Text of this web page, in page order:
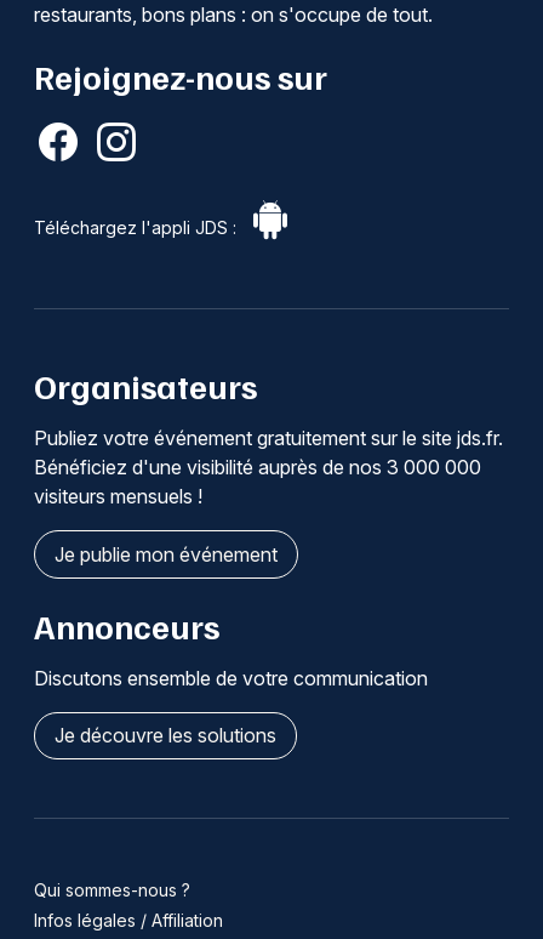
restaurants, bons plans : on s'occupe de tout.
Rejoignez-nous sur
Téléchargez l'appli JDS :
Organisateurs
Publiez votre événement gratuitement sur le site jds.fr.
Bénéficiez d'une visibilité auprès de nos 3 000 000
visiteurs mensuels !
Je publie mon événement
Annonceurs
Discutons ensemble de votre communication
Je découvre les solutions
Qui sommes-nous ?
Infos légales / Affiliation